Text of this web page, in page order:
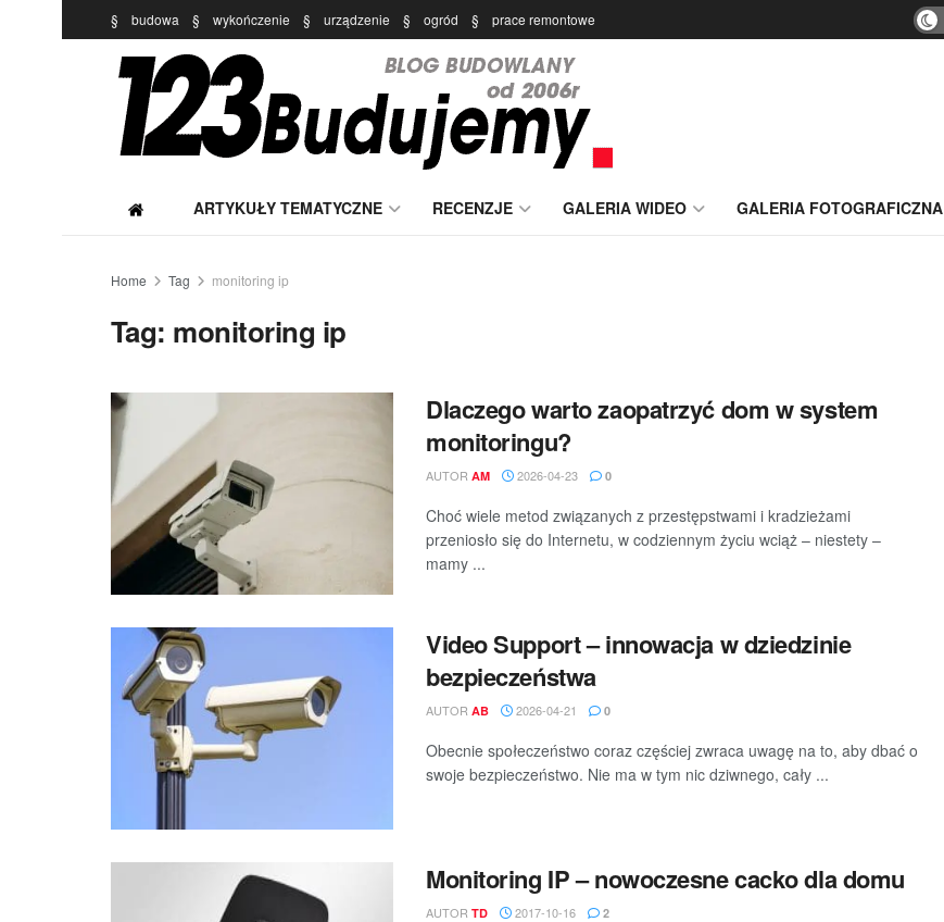
§ budowa § wykończenie § urządzenie § ogród § prace remontowe
ARTYKUŁY TEMATYCZNE RECENZJE GALERIA WIDEO GALERIA FOTOGRAFICZNA
Home Tag monitoring ip
Tag: monitoring ip
Dlaczego warto zaopatrzyć dom w system
monitoringu?
AUTOR AM 2026-04-23 0
Choć wiele metod związanych z przestępstwami i kradzieżami
przeniosło się do Internetu, w codziennym życiu wciąż – niestety –
mamy ...
Video Support – innowacja w dziedzinie
bezpieczeństwa
AUTOR AB 2026-04-21 0
Obecnie społeczeństwo coraz częściej zwraca uwagę na to, aby dbać o
swoje bezpieczeństwo. Nie ma w tym nic dziwnego, cały ...
Monitoring IP – nowoczesne cacko dla domu
AUTOR TD 2017-10-16 2